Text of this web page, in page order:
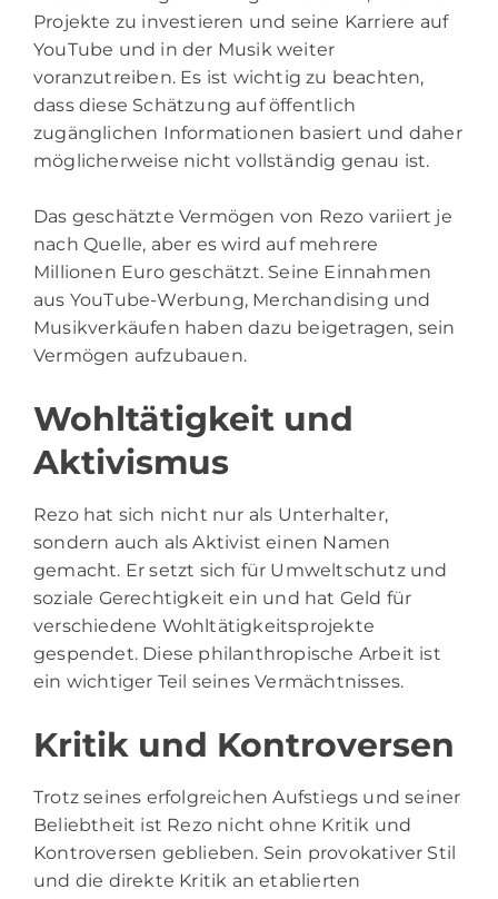
Projekte zu investieren und seine Karriere auf
YouTube und in der Musik weiter
voranzutreiben. Es ist wichtig zu beachten,
dass diese Schätzung auf öffentlich
zugänglichen Informationen basiert und daher
möglicherweise nicht vollständig genau ist.
Das geschätzte Vermögen von Rezo variiert je
nach Quelle, aber es wird auf mehrere
Millionen Euro geschätzt. Seine Einnahmen
aus YouTube-Werbung, Merchandising und
Musikverkäufen haben dazu beigetragen, sein
Vermögen aufzubauen.
Wohltätigkeit und
Aktivismus
Rezo hat sich nicht nur als Unterhalter,
sondern auch als Aktivist einen Namen
gemacht. Er setzt sich für Umweltschutz und
soziale Gerechtigkeit ein und hat Geld für
verschiedene Wohltätigkeitsprojekte
gespendet. Diese philanthropische Arbeit ist
ein wichtiger Teil seines Vermächtnisses.
Kritik und Kontroversen
Trotz seines erfolgreichen Aufstiegs und seiner
Beliebtheit ist Rezo nicht ohne Kritik und
Kontroversen geblieben. Sein provokativer Stil
und die direkte Kritik an etablierten